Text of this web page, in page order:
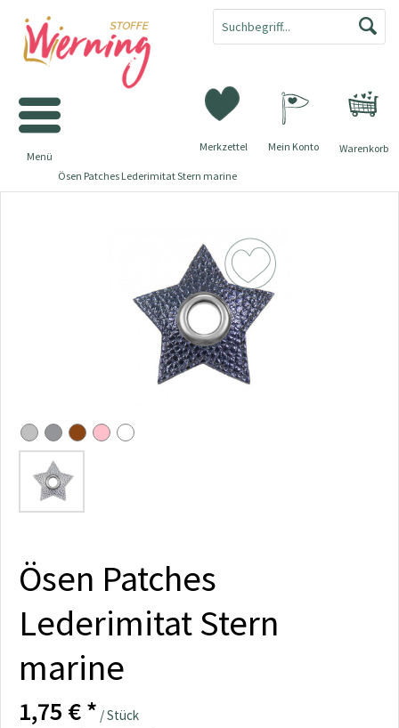
Warenkorb
Merkzettel Mein Konto
Menü
Ösen Patches Lederimitat Stern marine
Ösen Patches
Lederimitat Stern
marine
1,75 € * / Stück